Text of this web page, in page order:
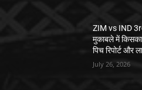
ZIM vs IND
मुकाबले में किसका
पिच रिपोर्ट और
July 26, 2026